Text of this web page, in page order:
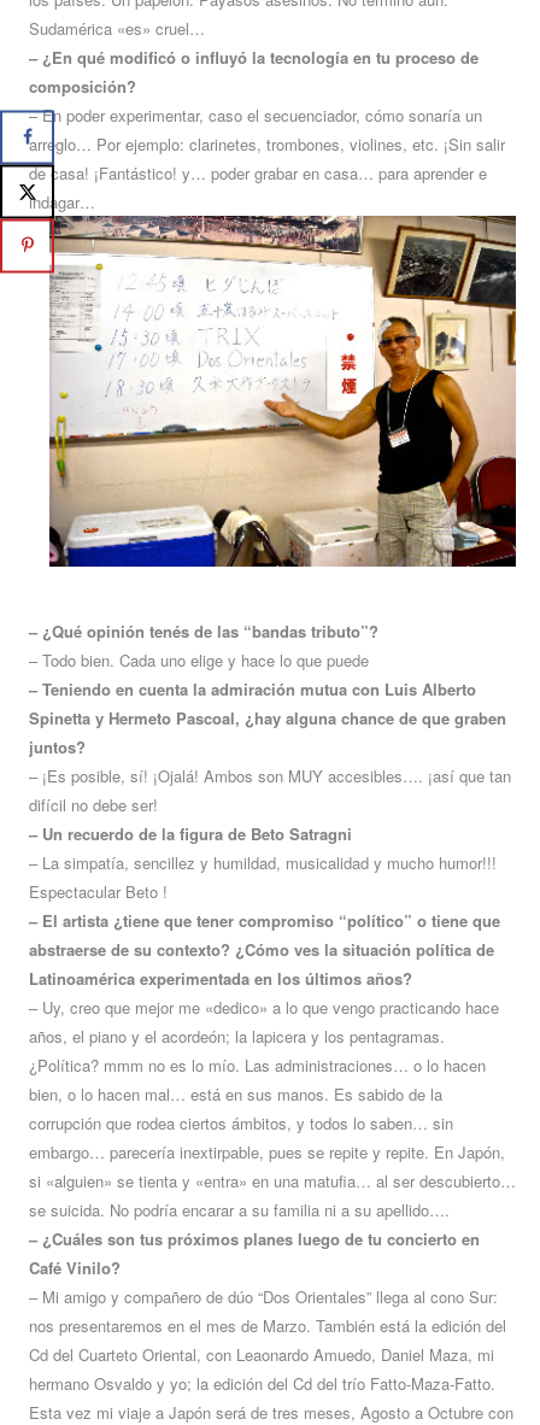
Sudamérica «es» cruel…
– ¿En qué modificó o influyó la tecnología en tu proceso de
composición?
–En poder experimentar, caso el secuenciador, cómo sonaría un
arreglo… Por ejemplo: clarinetes, trombones, violines, etc. ¡Sin salir
de casa! ¡Fantástico! y… poder grabar en casa… para aprender e
indagar…
– ¿Qué opinión tenés de las “bandas tributo”?
– Todo bien. Cada uno elige y hace lo que puede
– Teniendo en cuenta la admiración mutua con Luis Alberto
Spinetta y Hermeto Pascoal, ¿hay alguna chance de que graben
juntos?
– ¡Es posible, sí! ¡Ojalá! Ambos son MUY accesibles…. ¡así que tan
difícil no debe ser!
– Un recuerdo de la figura de Beto Satragni
– La simpatía, sencillez y humildad, musicalidad y mucho humor!!!
Espectacular Beto !
– El artista ¿tiene que tener compromiso “político” o tiene que
abstraerse de su contexto? ¿Cómo ves la situación política de
Latinoamérica experimentada en los últimos años?
– Uy, creo que mejor me «dedico» a lo que vengo practicando hace
años, el piano y el acordeón; la lapicera y los pentagramas.
¿Política? mmm no es lo mío. Las administraciones… o lo hacen
bien, o lo hacen mal… está en sus manos. Es sabido de la
corrupción que rodea ciertos ámbitos, y todos lo saben… sin
embargo… parecería inextirpable, pues se repite y repite. En Japón,
si «alguien» se tienta y «entra» en una matufia… al ser descubierto…
se suicida. No podría encarar a su familia ni a su apellido….
– ¿Cuáles son tus próximos planes luego de tu concierto en
Café Vinilo?
– Mi amigo y compañero de dúo “Dos Orientales” llega al cono Sur:
nos presentaremos en el mes de Marzo. También está la edición del
Cd del Cuarteto Oriental, con Leaonardo Amuedo, Daniel Maza, mi
hermano Osvaldo y yo; la edición del Cd del trío Fatto-Maza-Fatto.
Esta vez mi viaje a Japón será de tres meses, Agosto a Octubre con